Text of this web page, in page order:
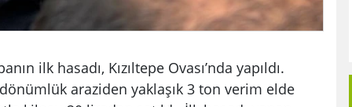
ilk hasadı, Kızıltepe Ovası’nda yapıldı.
dönümlük araziden yaklaşık 3 ton verim elde